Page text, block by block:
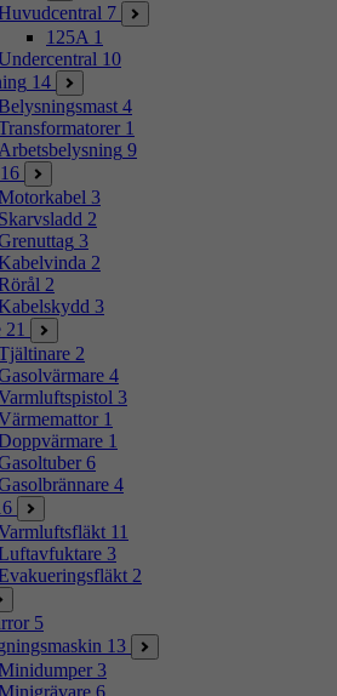
7
125A 1
10
14
4
1
Arbetsbelysning 9
16
3
Skarvsladd 2
3
2
2
3
21
2
4
3
1
1
6
4
11
3
2
5
13
3